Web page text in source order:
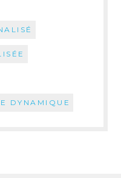
DYNAMIQUE